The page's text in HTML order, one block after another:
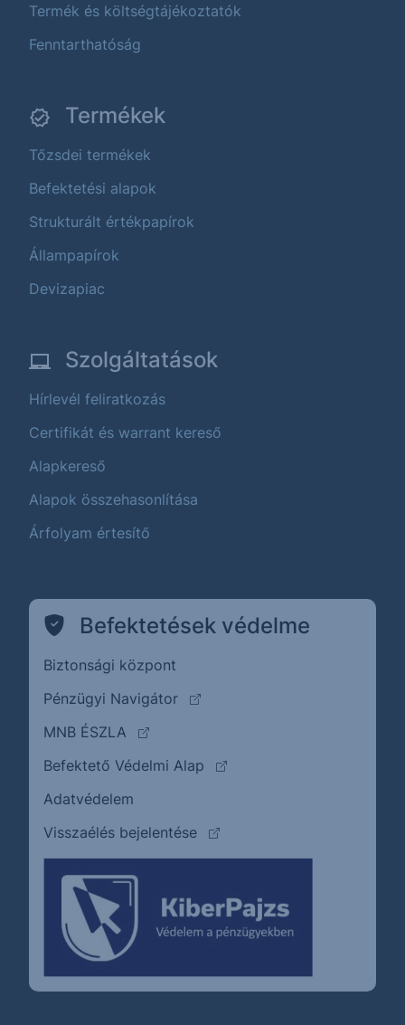
Termék és költségtájékoztatók
Fenntarthatóság
Termékek
Tőzsdei termékek
Befektetési alapok
Strukturált értékpapírok
Állampapírok
Devizapiac
Szolgáltatások
Hírlevél feliratkozás
Certifikát és warrant kereső
Alapkereső
Alapok összehasonlítása
Árfolyam értesítő
Befektetések védelme
Biztonsági központ
Pénzügyi Navigátor
(külső oldalra ugrik)
MNB ÉSZLA
(külső oldalra ugrik)
Befektető Védelmi Alap
(külső oldalra ugrik)
Adatvédelem
Visszaélés bejelentése
(külső oldalra ugrik)